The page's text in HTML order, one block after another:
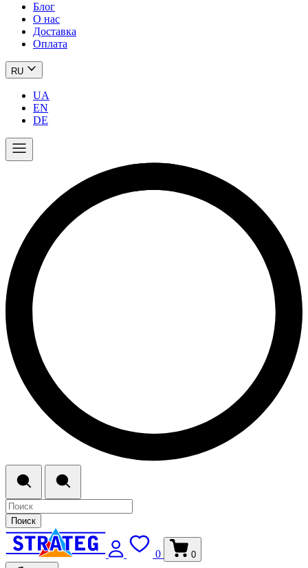
Блог
О нас
Доставка
Оплата
RU
UA
EN
DE
Поиск
0 0